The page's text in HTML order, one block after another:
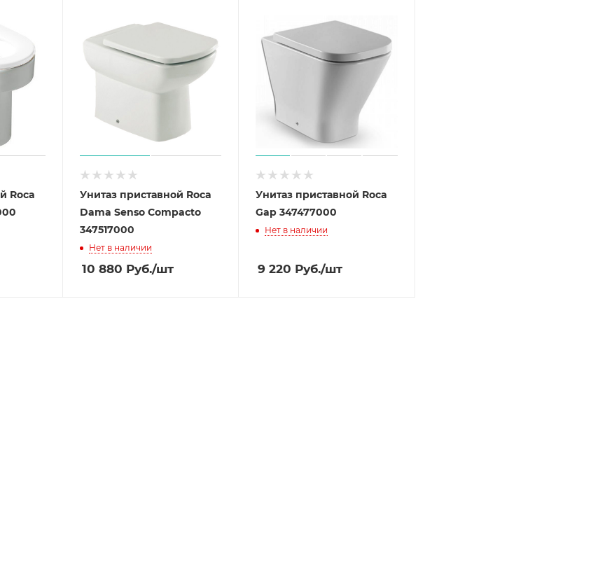
Roca
Унитаз приставной Roca
Dama Senso Compacto
347517000
Нет в наличии
10 880 Руб./шт
Унитаз приставной Roca
Gap 347477000
Нет в наличии
9 220 Руб./шт